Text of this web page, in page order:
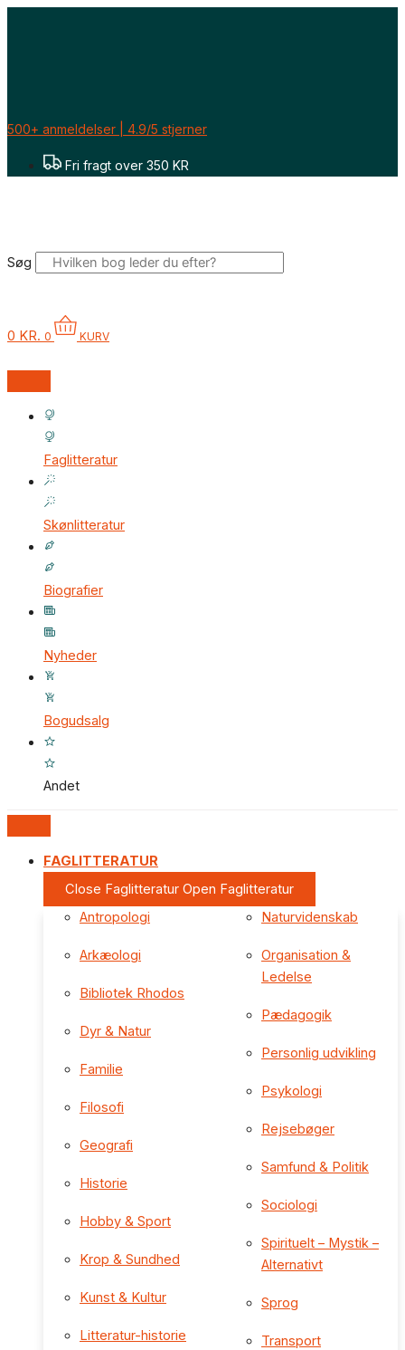
Gå
500+ anmeldelser | 4.9/5 stjerner
Fri fragt over 350 KR
Søg
0 KR. 0 KURV
Faglitteratur
Skønlitteratur
Biografier
Nyheder
Bogudsalg
Andet
FAGLITTERATUR
Close Faglitteratur Open Faglitteratur
Antropologi
Arkæologi
Bibliotek Rhodos
Dyr & Natur
Familie
Filosofi
Geografi
Historie
Hobby & Sport
Krop & Sundhed
Kunst & Kultur
Litteratur-historie
Naturvidenskab
Organisation &
Ledelse
Pædagogik
Personlig udvikling
Psykologi
Rejsebøger
Samfund & Politik
Sociologi
Spirituelt – Mystik –
Alternativt
Sprog
Transport
Sorteret